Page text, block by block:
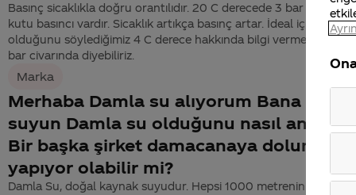
Basınç sicaklıkla doğru orantılıdır. 20 C derecede 3 bar civarında
kutu basıncı vardır. Sicaklık artıkça basınç artar. İdeal içim
olduğunu söylediğimiz 4 C derece hakkında bilgi vermek istesek
bar civarında diyebiliriz.
Marka
Merhaba Damla su alıyorum Bana gelen
suyun Damla su olduğunu nasıl anlarım.
Bir başka şirket damacanaya dolum
yapıyor olabilir mi?
Damla Su, doğal kaynak suyudur. Hepsi 1000 metrenin üzerinde